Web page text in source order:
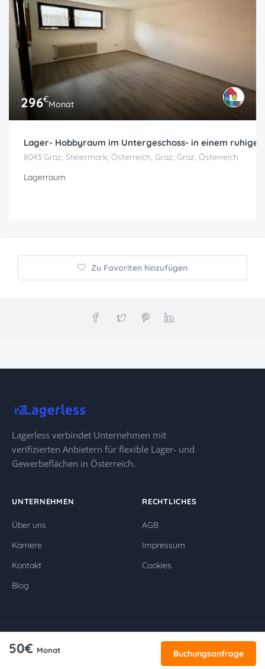
296€Monat
Lager- Hobbyraum im Untergeschoss- in einem ruhigen
8043 Graz, Steiermark, Österreich, Graz, Graz, Österreich
Lagerraum
Zu Favoriten hinzufügen
50€ Monat Buchungsanfrage
Lagerless verbindet Unternehmen mit
verifizierten Anbietern für flexible Lager- und
Gewerbeflächen in Österreich.
UNTERNEHMEN
Über uns
Karriere
Kontakt
Blog
RECHTLICHES
AGB
Impressum
Cookies
© 2026 Lagerless GmbH. Alle Rechte vorbehalten.
ImpressumAGB